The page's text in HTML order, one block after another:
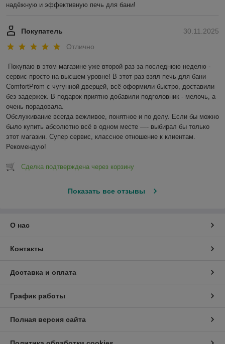
надёжную и эффективную печь для бани!
30.11.2025
Покупатель
Отлично
Покупаю в этом магазине уже второй раз за последнюю неделю -
сервис просто на высшем уровне! В этот раз взял печь для бани
ComfortProm с чугунной дверцей, всё оформили быстро, доставили
без задержек. В подарок приятно добавили подголовник - мелочь, а
очень порадовала.
Обслуживание всегда вежливое, понятное и по делу. Если бы можно
было купить абсолютно всё в одном месте —- выбирал бы только
этот магазин. Супер сервис, классное отношение к клиентам.
Рекомендую!
Сделка подтверждена через корзину
Показать все отзывы
О нас
Контакты
Доставка и оплата
График работы
Полная версия сайта